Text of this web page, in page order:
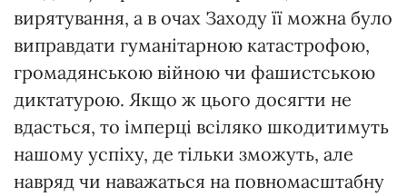
вирятування, а в очах Заходу її можна було
виправдати гуманітарною катастрофою,
громадянською війною чи фашистською
диктатурою. Якщо ж цього досягти не
вдасться, то імперці всіляко шкодитимуть
нашому успіху, де тільки зможуть, але
навряд чи наважаться на повномасштабну